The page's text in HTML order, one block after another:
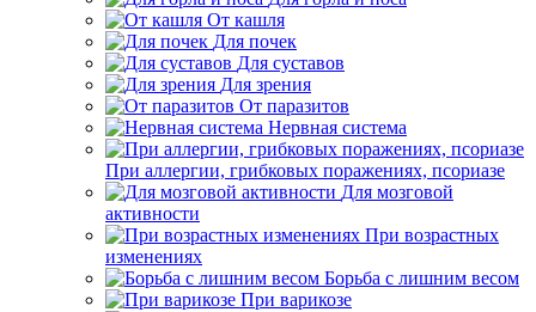
От кашля
Для почек
Для суставов
Для зрения
От паразитов
Нервная система
При аллергии, грибковых поражениях, псориазе
Для мозговой
активности
При возрастных
изменениях
Борьба с лишним весом
При варикозе